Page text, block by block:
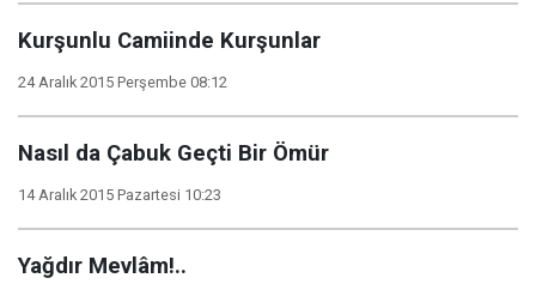
Kurşunlu Camiinde Kurşunlar
24 Aralık 2015 Perşembe 08:12
Nasıl da Çabuk Geçti Bir Ömür
14 Aralık 2015 Pazartesi 10:23
Yağdır Mevlâm!..